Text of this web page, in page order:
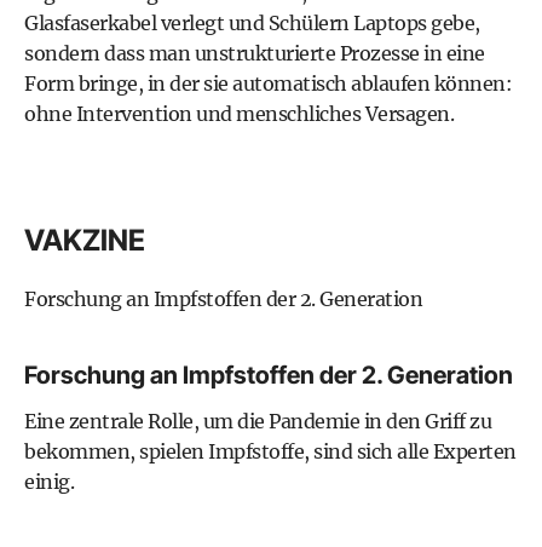
Glasfaserkabel verlegt und Schülern Laptops gebe,
sondern dass man unstrukturierte Prozesse in eine
Form bringe, in der sie automatisch ablaufen können:
ohne Intervention und menschliches Versagen.
VAKZINE
Forschung an Impfstoffen der 2. Generation
Forschung an Impfstoffen der 2. Generation
Eine zentrale Rolle, um die Pandemie in den Griff zu
bekommen, spielen Impfstoffe, sind sich alle Experten
einig.